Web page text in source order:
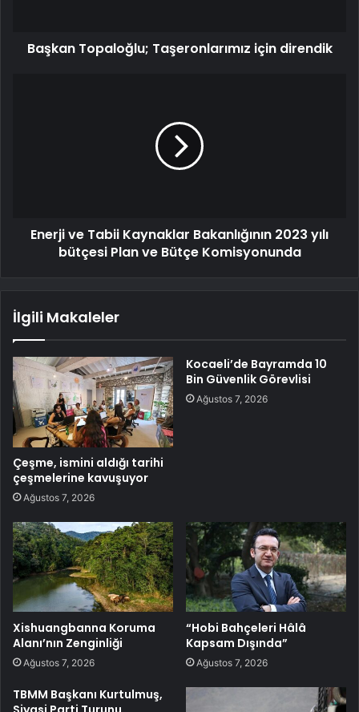
Başkan Topaloğlu; Taşeronlarımız için direndik
Enerji ve Tabii Kaynaklar Bakanlığının 2023 yılı
bütçesi Plan ve Bütçe Komisyonunda
İlgili Makaleler
Çeşme, ismini aldığı tarihi
çeşmelerine kavuşuyor
Ağustos 7, 2026
Kocaeli’de Bayramda 10
Bin Güvenlik Görevlisi
Ağustos 7, 2026
Xishuangbanna Koruma
Alanı’nın Zenginliği
Ağustos 7, 2026
“Hobi Bahçeleri Hâlâ
Kapsam Dışında”
Ağustos 7, 2026
TBMM Başkanı Kurtulmuş,